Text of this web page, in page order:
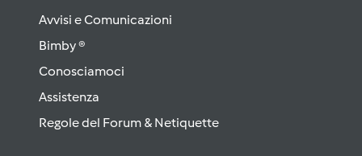
Avvisi e Comunicazioni
Bimby ®
Conosciamoci
Assistenza
Regole del Forum & Netiquette